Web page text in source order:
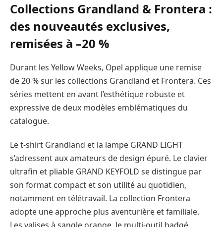
Collections Grandland & Frontera :
des nouveautés exclusives,
remisées à –20 %
Durant les Yellow Weeks, Opel applique une remise
de 20 % sur les collections Grandland et Frontera. Ces
séries mettent en avant l’esthétique robuste et
expressive de deux modèles emblématiques du
catalogue.
Le t-shirt Grandland et la lampe GRAND LIGHT
s’adressent aux amateurs de design épuré. Le clavier
ultrafin et pliable GRAND KEYFOLD se distingue par
son format compact et son utilité au quotidien,
notamment en télétravail. La collection Frontera
adopte une approche plus aventurière et familiale.